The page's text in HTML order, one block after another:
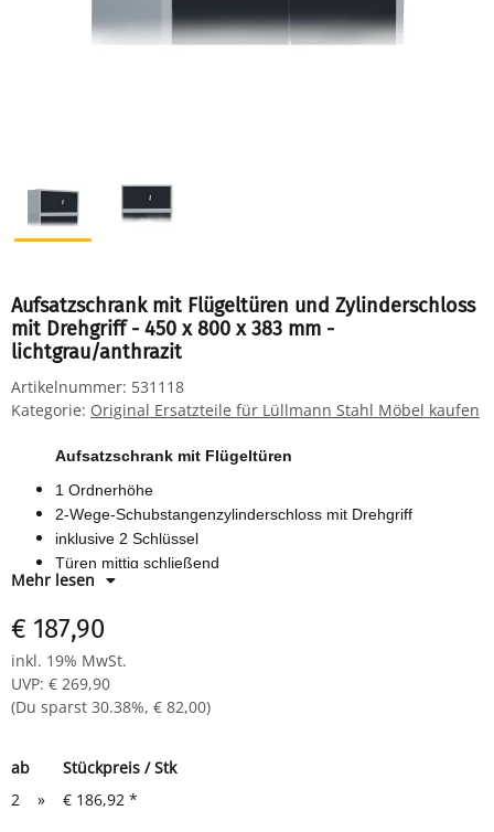
Aufsatzschrank mit Flügeltüren und Zylinderschloss
mit Drehgriff - 450 x 800 x 383 mm -
lichtgrau/anthrazit
Artikelnummer: 531118
Kategorie: Original Ersatzteile für Lüllmann Stahl Möbel kaufen
Aufsatzschrank mit Flügeltüren
1 Ordnerhöhe
2-Wege-Schubstangenzylinderschloss mit Drehgriff
inklusive 2 Schlüssel
Türen mittig schließend
Maße: H 450 x B 800 x T 383 mm
Mehr lesen
€ 187,90
inkl. 19% MwSt.
UVP: € 269,90
(Du sparst 30.38%, € 82,00)
ab
Stückpreis / Stk
2
» € 186,92 *